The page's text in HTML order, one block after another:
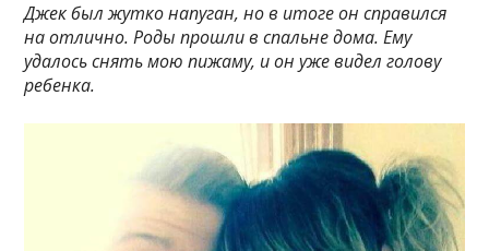
Джек был жутко напуган, но в итоге он справился
на отлично. Роды прошли в спальне дома. Ему
удалось снять мою пижаму, и он уже видел голову
ребенка.